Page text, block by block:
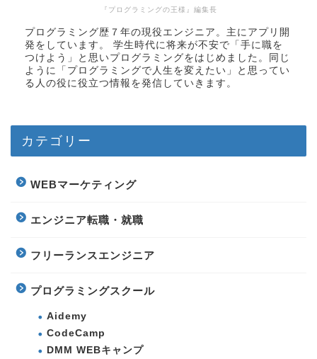
『プログラミングの王様』編集長
プログラミング歴７年の現役エンジニア。主にアプリ開
発をしています。 学生時代に将来が不安で「手に職を
つけよう」と思いプログラミングをはじめました。同じ
ように「プログラミングで人生を変えたい」と思ってい
る人の役に役立つ情報を発信していきます。
カテゴリー
WEBマーケティング
エンジニア転職・就職
フリーランスエンジニア
プログラミングスクール
Aidemy
CodeCamp
DMM WEBキャンプ